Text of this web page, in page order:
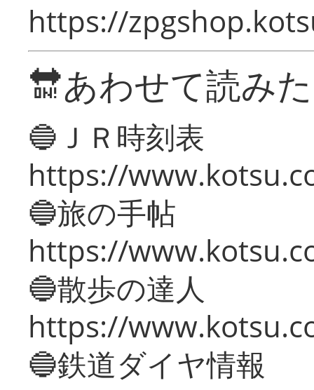
https://
🔛あわせて読み
🔵ＪＲ時刻表
https://
🔵旅の手帖
https://
🔵散歩の達人
https://
🔵鉄道ダイヤ情報